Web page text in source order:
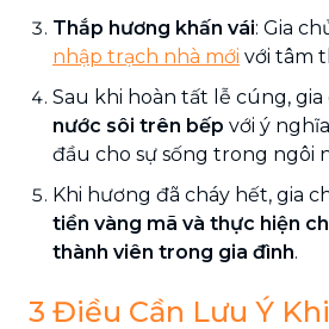
Thắp hương khấn vái: Gia
nhập trạch nhà mới với tâm
Sau khi hoàn tất lễ cúng,
nước sôi trên bếp với ý
đầu cho sự sống trong ngôi
Khi hương đã cháy hết, gia
tiền vàng mã và thực hiện
thành viên trong gia đình.
3 Điều Cần Lưu Ý